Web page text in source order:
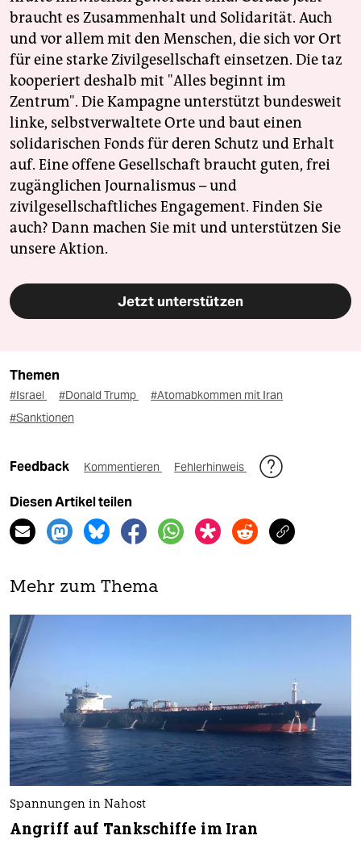
braucht es Zusammenhalt und Solidarität. Auch
und vor allem mit den Menschen, die sich vor Ort
für eine starke Zivilgesellschaft einsetzen. Die taz
kooperiert deshalb mit "Alles beginnt im
Zentrum". Die Kampagne unterstützt bundesweit
linke, selbstverwaltete Orte und baut einen
solidarischen Fonds für deren Schutz und Erhalt
auf. Eine offene Gesellschaft braucht guten, frei
zugänglichen Journalismus – und
zivilgesellschaftliches Engagement. Finden Sie
auch? Dann machen Sie mit und unterstützen Sie
unsere Aktion.
Jetzt unterstützen
Themen
#Israel #Donald Trump
#Atomabkommen mit Iran
#Sanktionen
Feedback Kommentieren Fehlerhinweis
Diesen Artikel teilen
Mehr zum Thema
Spannungen in Nahost
Angriff auf Tankschiffe im Iran